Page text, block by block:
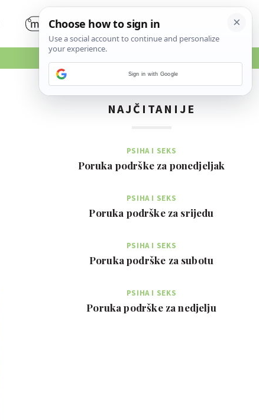
NAJČITANIJE
PSIHA I SEKS
Poruka podrške za ponedjeljak
PSIHA I SEKS
Poruka podrške za srijedu
PSIHA I SEKS
Poruka podrške za subotu
PSIHA I SEKS
Poruka podrške za nedjelju
Sign in with Google